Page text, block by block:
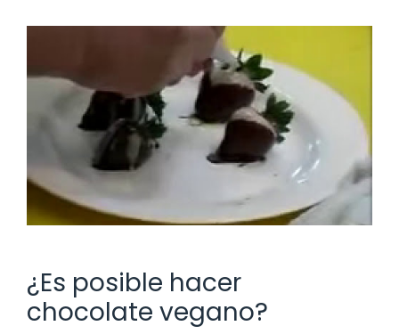
¿Es posible hacer
chocolate vegano?